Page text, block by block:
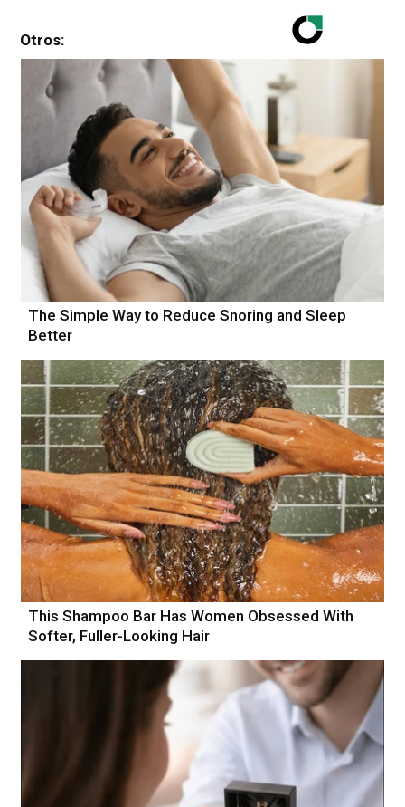
Otros:
The Simple Way to Reduce Snoring and Sleep
Better
This Shampoo Bar Has Women Obsessed With
Softer, Fuller-Looking Hair